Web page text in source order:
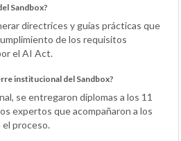
Sandbox?
directrices y guías prácticas que
de los requisitos
el AI Act.
institucional del Sandbox?
se entregaron diplomas a los 11
expertos que acompañaron a los
proceso.